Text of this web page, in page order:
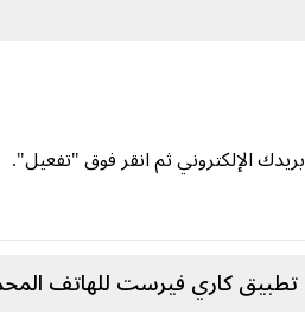
كاري فيرست للهاتف